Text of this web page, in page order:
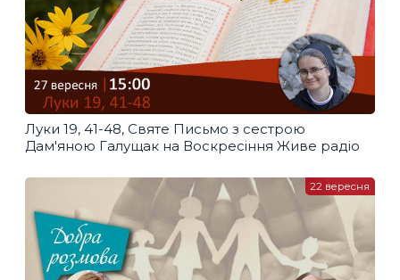
Луки 19, 41-48, Святе Письмо з сестрою
Дам'яною Галущак​ на Воскресіння Живе радіо
22 вересня